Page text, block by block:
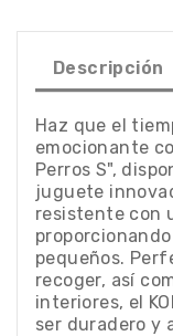
Descripción
Haz que el
emocionante
Perros S",
juguete
resistente con
pequeños.
recoger, así
interiores, el
ser duradero y